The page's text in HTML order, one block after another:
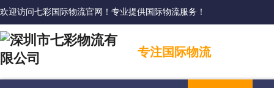
欢迎访问七彩国际物流官网！专业提供国际物流服务！
专注国际物流